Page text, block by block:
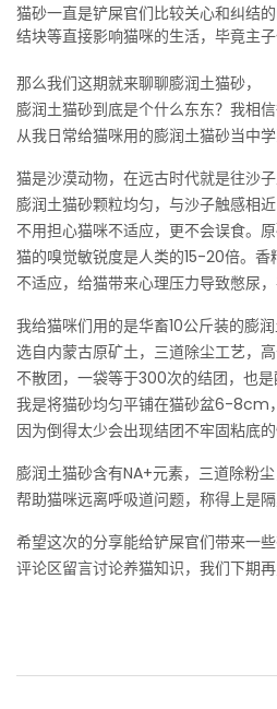
猫砂一直是铲屎官们比较关心和纠结的
结块等直接影响猫咪的生活，毕竟主子
那么我们这期就来聊聊膨润土猫砂，
膨润土猫砂到底是个什么东东？我相信
从我日常给猫咪用的膨润土猫砂当中
猫是沙漠动物，在远古时代就是往沙子
膨润土猫砂颗粒均匀，与沙子触感相近
不用担心猫咪不适应，更不会误食。
猫的嗅觉敏锐度是人类的15-20倍。香
不适应，给猫带来心理压力导致憋尿
我给猫咪们用的是华畜10公斤装的膨润
选自内蒙古原矿土，三道除尘工艺，高
不散团，一袋等于300次的结团，也是
我是将猫砂均匀平铺在猫砂盆6-8cm，
因为倒得太少会出现结团不牢固粘底的
膨润土猫砂含有NA+元素，三道除粉尘
帮助猫咪远离呼吸道问题，称得上是隔
希望这次的分享能给铲屎官们带来一些
评论区留言讨论养猫知识，我们下期再